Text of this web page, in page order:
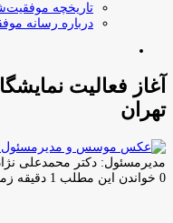
تاریخچه
درباره رسانه
آغاز فعالیت
تهران
مدیرمسئول: دکتر محمدعلی
0 خواندن این مطلب 1 دقیقه زمان میبرد